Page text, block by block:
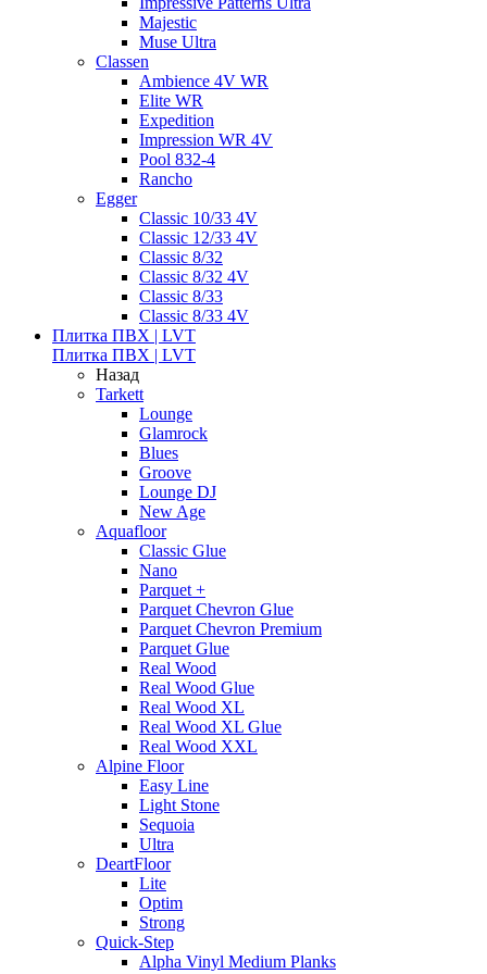
Majestic
Muse Ultra
Classen
Ambience 4V WR
Elite WR
Expedition
Impression WR 4V
Pool 832-4
Rancho
Egger
Classic 10/33 4V
Classic 12/33 4V
Classic 8/32
Classic 8/32 4V
Classic 8/33
Classic 8/33 4V
Плитка ПВХ | LVT
Плитка ПВХ | LVT
Назад
Tarkett
Lounge
Glamrock
Blues
Groove
Lounge DJ
New Age
Aquafloor
Classic Glue
Nano
Parquet +
Parquet Chevron Glue
Parquet Chevron Premium
Parquet Glue
Real Wood
Real Wood Glue
Real Wood XL
Real Wood XL Glue
Real Wood XXL
Alpine Floor
Easy Line
Light Stone
Sequoia
Ultra
DeartFloor
Lite
Optim
Strong
Quick-Step
Alpha Vinyl Medium Planks